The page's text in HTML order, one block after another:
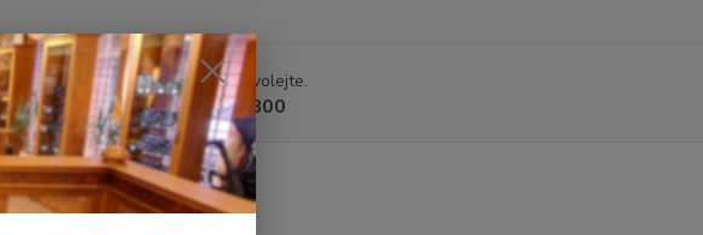
Nevíte si rady? Zavolejte.
+420 225 375 800
10 CZ P-10 F OR